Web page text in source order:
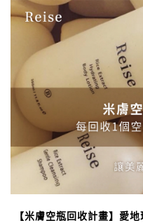
【米膚空瓶回收計畫】愛